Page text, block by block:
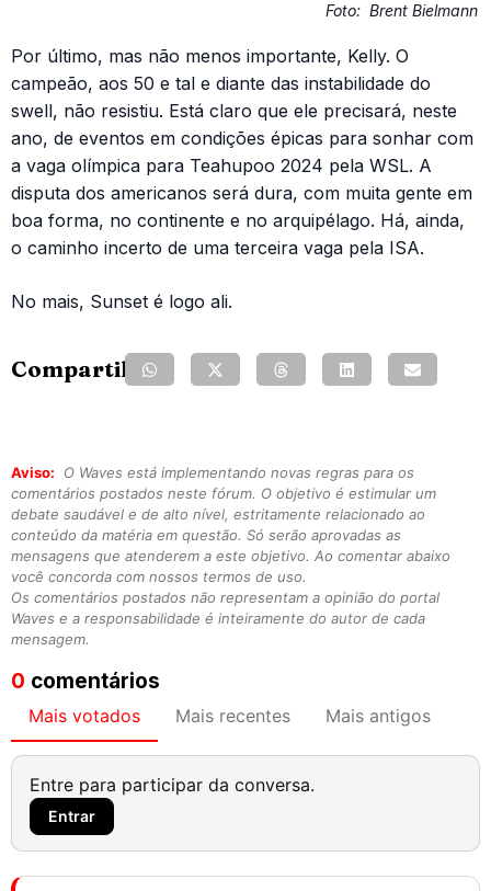
Foto: Brent Bielmann
Por último, mas não menos importante, Kelly. O
campeão, aos 50 e tal e diante das instabilidade do
swell, não resistiu. Está claro que ele precisará, neste
ano, de eventos em condições épicas para sonhar com
a vaga olímpica para Teahupoo 2024 pela WSL. A
disputa dos americanos será dura, com muita gente em
boa forma, no continente e no arquipélago. Há, ainda,
o caminho incerto de uma terceira vaga pela ISA.
No mais, Sunset é logo ali.
Compartilhe:
Aviso:
O Waves está implementando novas regras para os
comentários postados neste fórum. O objetivo é estimular um
debate saudável e de alto nível, estritamente relacionado ao
conteúdo da matéria em questão. Só serão aprovadas as
mensagens que atenderem a este objetivo. Ao comentar abaixo
você concorda com nossos termos de uso.
Os comentários postados não representam a opinião do portal
Waves e a responsabilidade é inteiramente do autor de cada
mensagem.
0 comentários
Mais votados Mais recentes Mais antigos
Entre para participar da conversa.
Entrar